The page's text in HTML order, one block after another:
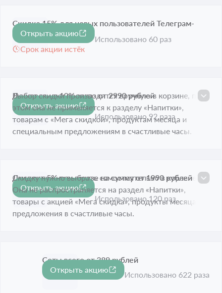
-15%
Скидка 15% для новых пользователей Teлеграм-
канала
Срок акции истёк
Открыть акцию
Использовано 60 раз
-10%
Дешевле на 10% заказ от 2990 рублей
Срок акции истёк
Выбор скидки производится вручную в корзине, при
этом она не применяется к разделу «Напитки»,
товарам с «Мега скидкой», продуктам месяца и
специальным предложениям в счастливые часы.
Открыть акцию
Использовано 92 раза
-5%
Дисконт 5% при заказе на сумму от 1990 рублей
Срок акции истёк
Скидку нужно выбрать самостоятельно в корзине.
Она не распространяется на раздел «Напитки»,
товары с акцией «Мега скидка», продукты месяца и
предложения в счастливые часы.
Открыть акцию
Использовано 120 раз
Сеты всего от 389 рублей
Срок акции истёк
Открыть акцию
Использовано 622 раза